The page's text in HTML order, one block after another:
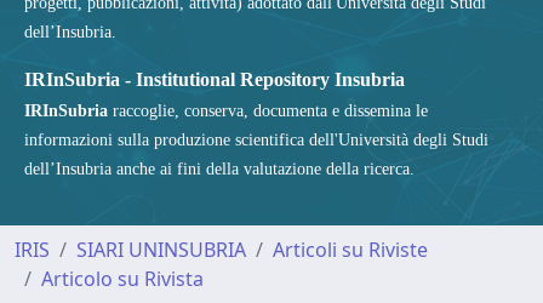
dell’Insubria.
IRInSubria - Institutional Repository Insubria
IRInSubria raccoglie, conserva, documenta e dissemina le
informazioni sulla produzione scientifica dell'Università degli Studi
dell’Insubria anche ai fini della valutazione della ricerca.
IRIS SIARI UNINSUBRIA
Articoli su Riviste
Articolo su Rivista